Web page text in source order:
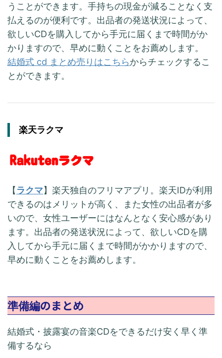
うことができます。手持ちの現金が減ることなく支
払えるのが便利です。出品者の発送状況によって、
欲しいCDを購入してから手元に届くまで時間がか
かりますので、早めに動くことをお薦めします。
結婚式 cd まとめ売りはこちらからチェックするこ
とができます。
楽天ラクマ
【ラクマ】楽天独自のフリマアプリ。楽天IDが利用
できるのはメリットが高く、また女性の出品者が多
いので、女性ユーザーにはなんとなく安心感があり
ます。出品者の発送状況によって、欲しいCDを購
入してから手元に届くまで時間がかかりますので、
早めに動くことをお薦めします。
準備編のまとめ
結婚式・披露宴の音楽CDをできるだけ安く早く準
備するなら